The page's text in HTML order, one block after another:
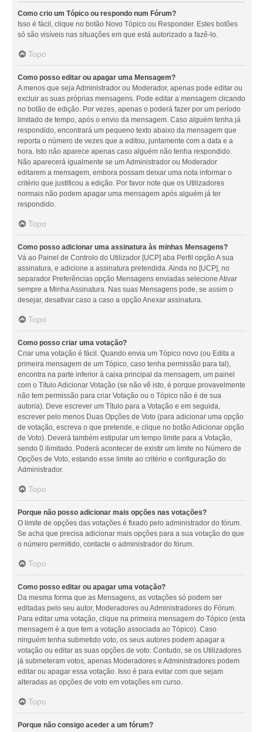
Como crio um Tópico ou respondo num Fórum?
Isso é fácil, clique no botão Novo Tópico ou Responder. Estes botões
só são visíveis nas situações em que está autorizado a fazê-lo.
Topo
Como posso editar ou apagar uma Mensagem?
A menos que seja Administrador ou Moderador, apenas pode editar ou
excluir as suas próprias mensagens. Pode editar a mensagem clicando
no botão de edição. Por vezes, apenas o poderá fazer por um período
limitado de tempo, após o envio da mensagem. Caso alguém tenha já
respondido, encontrará um pequeno texto abaixo da mensagem que
reporta o número de vezes que a editou, juntamente com a data e a
hora. Isto não aparece apenas caso alguém não tenha respondido.
Não aparecerá igualmente se um Administrador ou Moderador
editarem a mensagem, embora possam deixar uma nota informar o
critério que justificou a edição. Por favor note que os Utilizadores
normais não podem apagar uma mensagem após alguém já ter
respondido.
Topo
Como posso adicionar uma assinatura às minhas Mensagens?
Vá ao Painel de Controlo do Utilizador [UCP] aba Perfil opção A sua
assinatura, e adicione a assinatura pretendida. Ainda no [UCP], no
separador Preferências opção Mensagens enviadas selecione Ativar
sempre a Minha Assinatura. Nas suas Mensagens pode, se assim o
desejar, desativar caso a caso a opção Anexar assinatura.
Topo
Como posso criar uma votação?
Criar uma votação é fácil. Quando envia um Tópico novo (ou Edita a
primeira mensagem de um Tópico, caso tenha permissão para tal),
encontra na parte inferior à caixa principal da mensagem, um painel
com o Título Adicionar Votação (se não vê isto, é porque provavelmente
não tem permissão para criar Votação ou o Tópico não é de sua
autoria). Deve escrever um Título para a Votação e em seguida,
escrever pelo menos Duas Opções de Voto (para adicionar uma opção
de votação, escreva o que pretende, e clique no botão Adicionar opção
de Voto). Deverá também estipular um tempo limite para a Votação,
sendo 0 ilimitado. Poderá acontecer de existir um limite no Número de
Opções de Voto, estando esse limite ao critério e configuração do
Administrador.
Topo
Porque não posso adicionar mais opções nas votações?
O limite de opções das votações é fixado pelo administrador do fórum.
Se acha que precisa adicionar mais opções para a sua votação do que
o número permitido, contacte o administrador do fórum.
Topo
Como posso editar ou apagar uma votação?
Da mesma forma que as Mensagens, as votações só podem ser
editadas pelo seu autor, Moderadores ou Administradores do Fórum.
Para editar uma votação, clique na primeira mensagem do Tópico (esta
mensagem é a que tem a votação associada ao Tópico). Caso
ninguém tenha submetido voto, os seus autores podem apagar a
votação ou editar as suas opções de voto. Contudo, se os Utilizadores
já submeteram votos, apenas Moderadores e Administradores podem
editar ou apagar essa votação. Isso é para evitar com que sejam
alteradas as opções de voto em votações em curso.
Topo
Porque não consigo aceder a um fórum?